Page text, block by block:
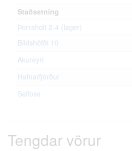
Staðsetning
Þorraholt 2-4 (lager)
Bíldshöfði 10
Akureyri
Hafnarfjörður
Selfoss
Tengdar vörur